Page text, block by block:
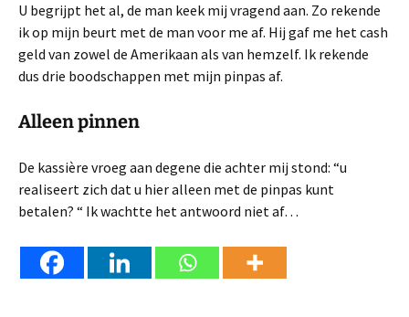
U begrijpt het al, de man keek mij vragend aan. Zo rekende
ik op mijn beurt met de man voor me af. Hij gaf me het cash
geld van zowel de Amerikaan als van hemzelf. Ik rekende
dus drie boodschappen met mijn pinpas af.
Alleen pinnen
De kassière vroeg aan degene die achter mij stond: “u
realiseert zich dat u hier alleen met de pinpas kunt
betalen? “ Ik wachtte het antwoord niet af…